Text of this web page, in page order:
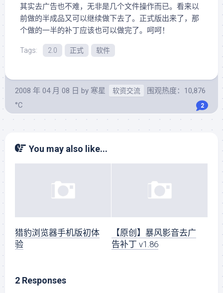
其实去广告也不难，无非是几个文件操作而已。看来以
前做的半成品又可以继续做下去了。正式版出来了，那
个做的一半的补丁应该也可以做完了。呵呵！
Tags: 2.0 正式 软件
2008 年 04 月 08 日 by 寒星 软资交流
围观热度：10,876
°C
2
You may also like...
猎豹浏览器手机版初体
验
【原创】暴风影音去广
告补丁 v1.86
2 Responses